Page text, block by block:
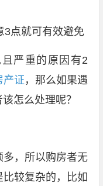
严重的原因有2
产证 ，那么如果遇
怎么处理呢？
，所以购房者无
较复杂的，比如